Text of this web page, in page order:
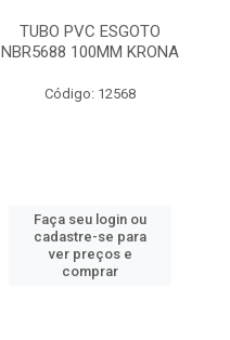
TUBO PVC ESGOTO
NBR5688 100MM KRONA
Código: 12568
Faça seu login ou
cadastre-se para
ver preços e
comprar